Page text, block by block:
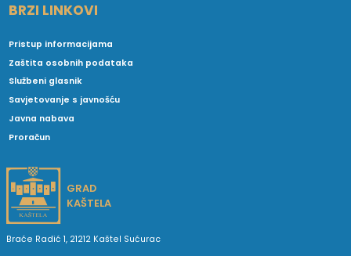
BRZI LINKOVI
Pristup informacijama
Zaštita osobnih podataka
Službeni glasnik
Savjetovanje s javnošću
Javna nabava
Proračun
GRAD
KAŠTELA
Braće Radić 1, 21212 Kaštel Sućurac